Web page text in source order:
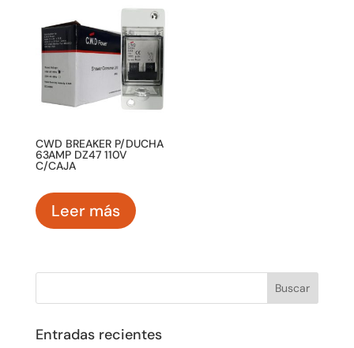
CWD BREAKER P/DUCHA
63AMP DZ47 110V
C/CAJA
Leer más
Entradas recientes